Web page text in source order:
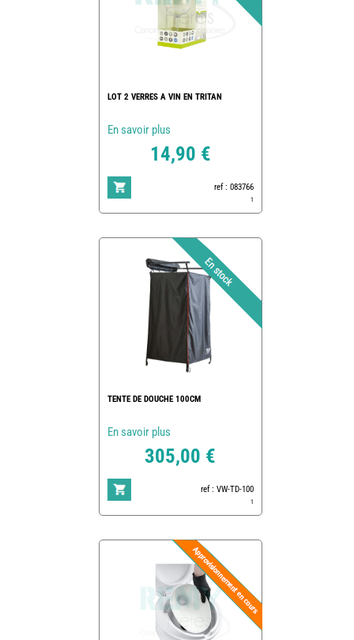
LOT 2 VERRES A VIN EN TRITAN
En savoir plus
14,90 €
ref : 083766
1
TENTE DE DOUCHE 100CM
En savoir plus
305,00 €
ref : VW-TD-100
1